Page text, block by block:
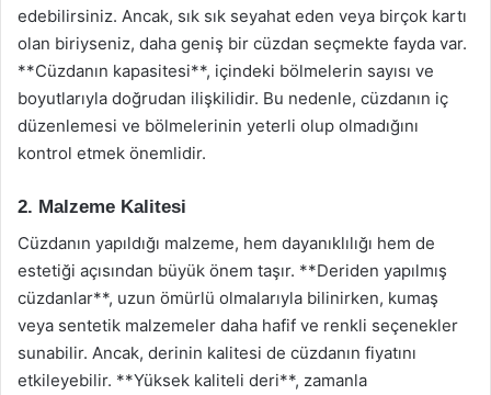
edebilirsiniz. Ancak, sık sık seyahat eden veya birçok kartı
olan biriyseniz, daha geniş bir cüzdan seçmekte fayda var.
**Cüzdanın kapasitesi**, içindeki bölmelerin sayısı ve
boyutlarıyla doğrudan ilişkilidir. Bu nedenle, cüzdanın iç
düzenlemesi ve bölmelerinin yeterli olup olmadığını
kontrol etmek önemlidir.
2. Malzeme Kalitesi
Cüzdanın yapıldığı malzeme, hem dayanıklılığı hem de
estetiği açısından büyük önem taşır. **Deriden yapılmış
cüzdanlar**, uzun ömürlü olmalarıyla bilinirken, kumaş
veya sentetik malzemeler daha hafif ve renkli seçenekler
sunabilir. Ancak, derinin kalitesi de cüzdanın fiyatını
etkileyebilir. **Yüksek kaliteli deri**, zamanla